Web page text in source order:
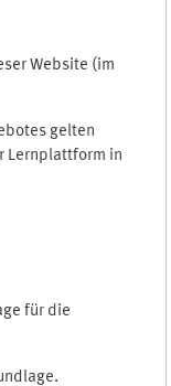
Website (im
gelten
Lernplattform in
für die